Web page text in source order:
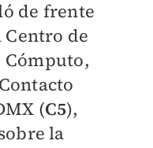
de frente
de
Cómputo,
(C5),
la